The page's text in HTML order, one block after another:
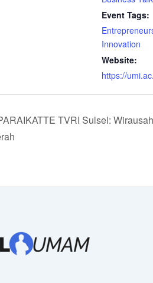
Event Tags:
Innovation
Website:
https://
TVRI Sulsel: